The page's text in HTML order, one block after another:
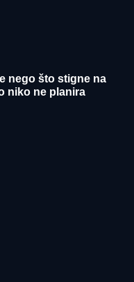
nego što stigne na
niko ne planira